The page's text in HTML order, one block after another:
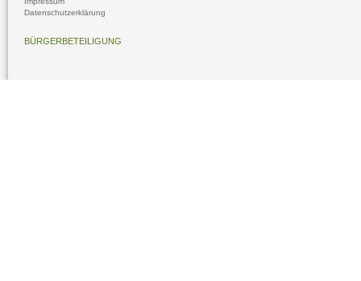
Datenschutzerklärung
BÜRGERBETEILIGUNG